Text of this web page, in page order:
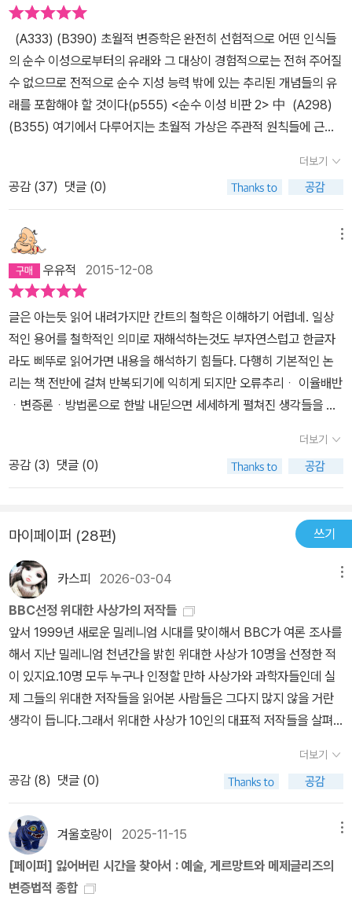
(A333) (B390) 초월적 변증학은 완전히 선험적으로 어떤 인식들
의 순수 이성으로부터의 유래와 그 대상이 경험적으로는 전혀 주어질
수 없으므로 전적으로 순수 지성 능력 밖에 있는 추리된 개념들의 유
래를 포함해야 할 것이다(p555) <순수 이성 비판 2> 中 (A298)
(B355) 여기에서 다루어지는 초월적 가상은 주관적 원칙들에 근거
연스럽고 불가피한 환상이니 말이다.(p527) <순수 이성 비판 2>
中 <순수 이성 비판2 Kritik der reinen Vernuft 2>에서는 초월적
변증학과 초월적 방법론이 다루어진다. 여기에서 변증학은 '가상의
논리학'이며, 초월적 가상을 의미하는데, 칸트에 의하면 초월적 가상
은 불가피한 것이다. 이는 가상이 '원리들의 능력'인 이성으로부터 발
생하는 것이기 때문이며, 칸트는 <순수이성비판 2>에서 초월적 변증
학을 통해 인간 이성에서 항상 제거될 필요가 있는 환상을 밝혀낸
다. (A334) (B391) 무릇 모든 순수한 개념들 일반은 표상들의 종합
적 통일과 상관하지만, 순수 이성의 개념들은 모든 조건들 일반의 무
조건적인 종합적 통일에 상관한다. 따라서 모든 초월적 이념들은 세
부류로 나위는데, 그 가운데 첫째의 것은 사고하는 주관[주체]의 절대
적(무조건적) 통일이고, 둘째의 것은 현상의 조건들의 계열의 절대적
통일이며, 셋째는 사고 일반의 모든 대상들의 조건의 절대적 통일을
내용으로 갖는다. 사고하는 주체는 영혼론[심리학]의 대상이고, 현상
신학[신이론]의 대상이다.(p555) <순수 이성 비판 2> 中 칸트는 초
월적 변증학을 통해 영혼의 불사성, 자유의 자기원인, 신이라는 이념
이 결국은 이성(원리들의 능력) 자신의 환상에 불과하다는 것을 밝히
는데, 이는 우리의 인식이 결코 우리 자신의 경험을 넘어설 수 없기 때
문이다. 칸트는 이와 같이 초월적 변증론을 통해서 초월적 분석론에
서 설명한 인간 인식의 한계를 다시 한 번 분명히 하지만, 동시에 다른
이성의 가능성도 열어 놓는다. 그것은 '자유'다. (A702)(B730) 무
릇 모든 인간의 인식은 직관들로부터 시작하여, 거기서부터 개념들로
나가고, 이념들로써 끝맺는다. 비록 인간의 인식은 이 모든 세 요소들
에 대해, 일견 모든 경험의 한계들을 거부하는 듯이 보이는 선험적인
사변적 사용에서 이 요소들을 가지고 결코 가능한 경험의 분야를 넘
어갈 수는 없다는 것을 확신토록 한다. 또 이 최상의 인식능력의 본래
사명은 통일의 모든 가능한 원리들을 따라 자연을 가장 내면적인 데
까지 추구해 가되, 그것을 벗어나면 우리에게는 공허한 공간 외에는
아무것도 없는, 경험의 한계를 결코 비월하지 않기 위해 그 모든 방법
들과 원칙들을 사용할 뿐이라는 것을 확신토록 한다. 우리의 인식을
더보기
공감 (37) 댓글 (0)
우유적 2015-12-08
글은 아는듯 읽어 내려가지만 칸트의 철학은 이해하기 어렵네. 일상
적인 용어를 철학적인 의미로 재해석하는것도 부자연스럽고 한글자
라도 삐뚜로 읽어가면 내용을 해석하기 힘들다. 다행히 기본적인 논
리는 책 전반에 걸쳐 반복되기에 익히게 되지만 오류추리ᆞ 이율배반
ᆞ변증론ᆞ방법론으로 한발 내딛으면 세세하게 펼쳐진 생각들을 담
이해하는듯 못하는듯 지나가도 나를 돌이키기에나름 만족한다. 이해
하기 어렵다하여 쓰인 프로레고메나를 읽어볼까 했지만 실천이성비
판을 볼 욕심에 다음을 기약한다.｀철학함을 배운다 함은 자기 이성
닿는 글로 내 가야 할 길을 바라본다.
더보기
공감 (3) 댓글 (0)
마이페이퍼 (28편) 쓰기
카스피 2026-03-04
BBC선정 위대한 사상가의 저작들
앞서 1999년 새로운 밀레니엄 시대를 맞이해서 BBC가 여론 조사를
해서 지난 밀레니엄 천년간을 밝힌 위대한 사상가 10명을 선정한 적
이 있지요.10명 모두 누구나 인정할 만하 사상가와 과학자들인데 실
제 그들의 위대한 저작들을 읽어본 사람들은 그다지 많지 않을 거란
생각이 듭니다.그래서 위대한 사상가 10인의 대표적 저작들을 살펴
턴 4위 찰스 다윈 5위 토마스 아퀴나스6위 스티븐 호킹 7위 임마누
엘 칸트8위 르네 데카르트 9위 제임스 맥도웰10위 프리드리히 니체
과학자보다 사상가들의 경우 저서들이 상대적으로 더 많으나 위에 있
는 책들이 대체적으로 해당 사상가들의 대표작이라고 할 수 있을 것
같습니다.그런데 9위인 과학자 제임스 맥도웰의 저서는 서양에서의
인지도에 비해서 국내에서는 단 한권도 번역되지 않은 것이 좀 아쉽
더보기
공감 (8) 댓글 (0)
겨울호랑이 2025-11-15
[페이퍼] 잃어버린 시간을 찾아서 : 예술, 게르망트와 메제글리즈의
변증법적 종합